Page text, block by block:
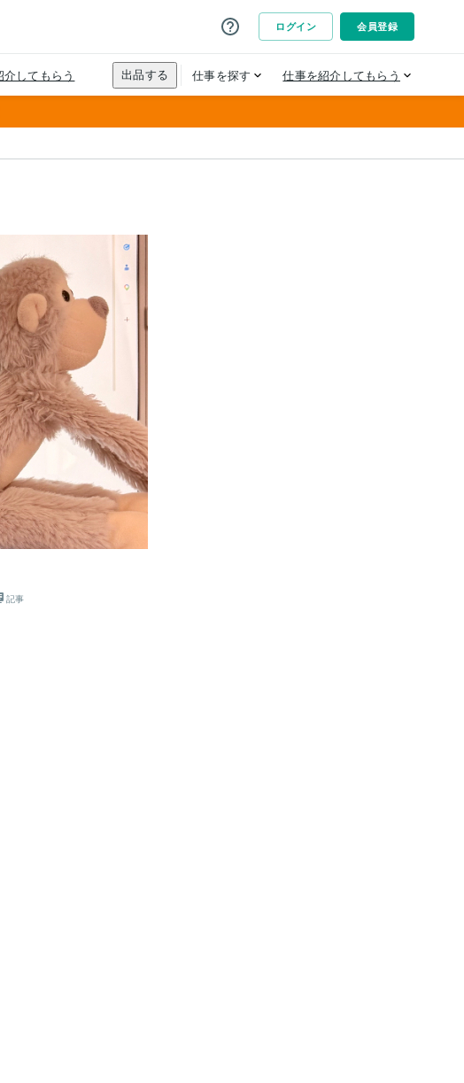
記事